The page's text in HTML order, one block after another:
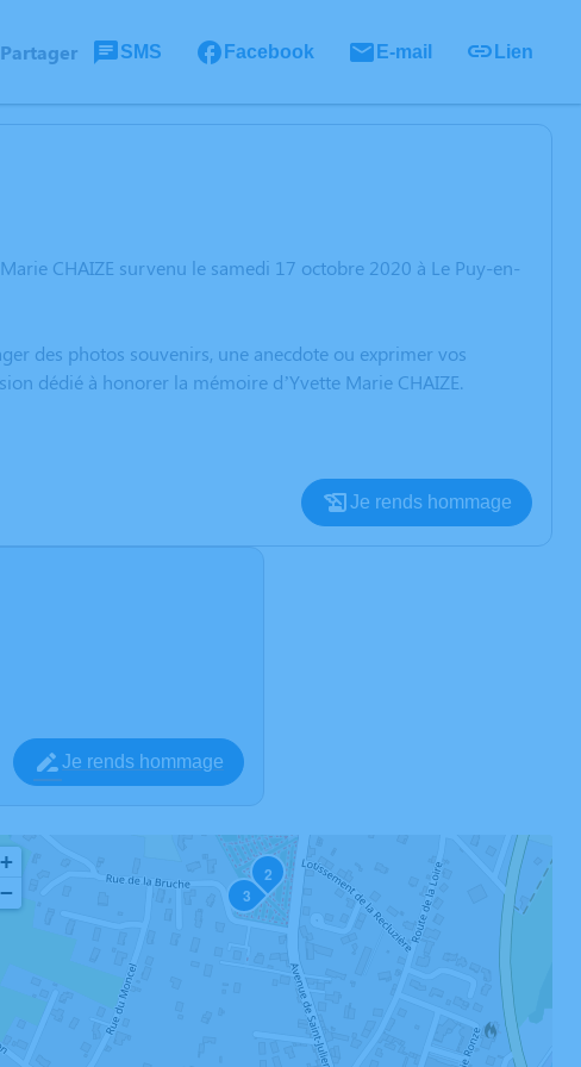
Partager SMS Facebook E-mail Lien
CHAIZE survenu le samedi 17 octobre 2020 à Le Puy-en-
des photos souvenirs, une anecdote ou exprimer vos
dédié à honorer la mémoire d’Yvette Marie CHAIZE.
Je rends hommage
Je rends hommage
2
3
+
−